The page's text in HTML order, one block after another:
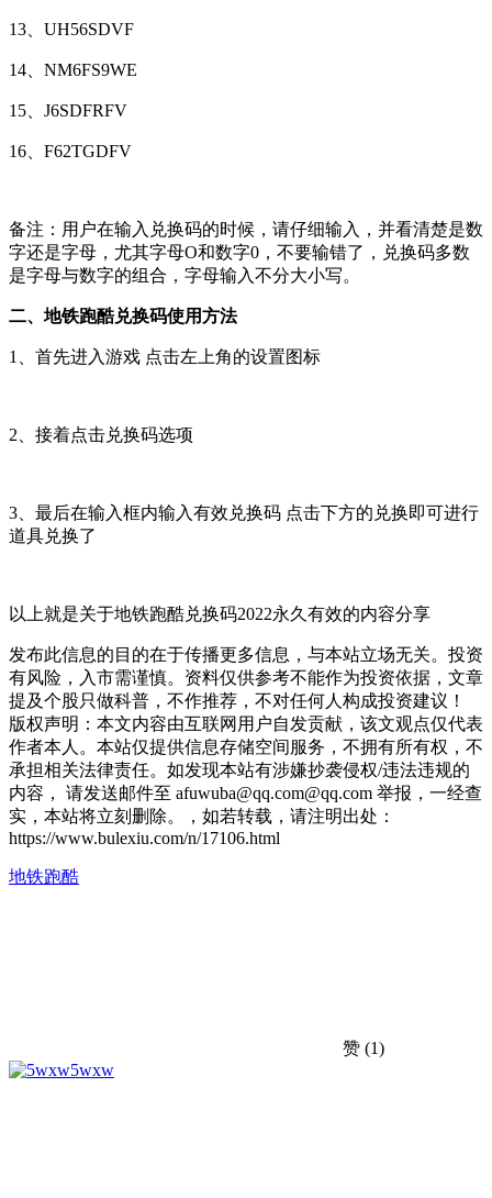
13、UH56SDVF
14、NM6FS9WE
15、J6SDFRFV
16、F62TGDFV
备注：用户在输入兑换码的时候，请仔细输入，并看清楚是数
字还是字母，尤其字母O和数字0，不要输错了，兑换码多数
是字母与数字的组合，字母输入不分大小写。
二、地铁跑酷兑换码使用方法
1、首先进入游戏 点击左上角的设置图标
2、接着点击兑换码选项
3、最后在输入框内输入有效兑换码 点击下方的兑换即可进行
道具兑换了
以上就是关于地铁跑酷兑换码2022永久有效的内容分享
发布此信息的目的在于传播更多信息，与本站立场无关。投资
有风险，入市需谨慎。资料仅供参考不能作为投资依据，文章
提及个股只做科普，不作推荐，不对任何人构成投资建议！
版权声明：本文内容由互联网用户自发贡献，该文观点仅代表
作者本人。本站仅提供信息存储空间服务，不拥有所有权，不
承担相关法律责任。如发现本站有涉嫌抄袭侵权/违法违规的
内容， 请发送邮件至 afuwuba@qq.com@qq.com 举报，一经查
实，本站将立刻删除。，如若转载，请注明出处：
https://www.bulexiu.com/n/17106.html
地铁跑酷
赞 (1)
5wxw